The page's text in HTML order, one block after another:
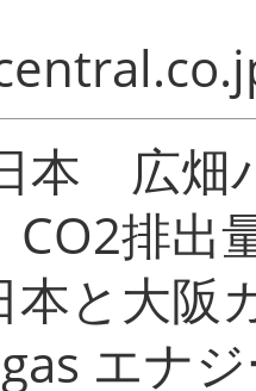
本 広畑
排出
と大阪
エナ